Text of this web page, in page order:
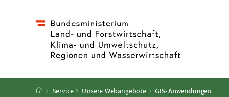
Startseite
Service Unsere Webangebote GIS-Anwendungen